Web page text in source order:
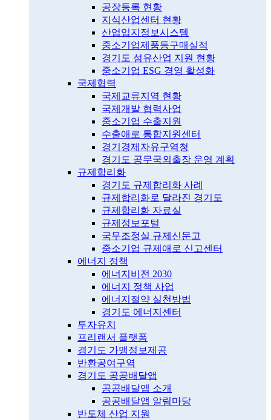
공장등록 현황
지식산업센터 현황
산업입지정보시스템
중소기업제품등구매실적
경기도 섬유산업 지원 현황
중소기업 ESG 경영 활성화
국제협력
국제교류지역 현황
국제개발 협력사업
중소기업 수출지원
수출애로 통합지원센터
경기경제자유구역청
경기도 공무국외출장 운영 계획
규제합리화
경기도 규제합리화 사례
규제합리화로 달라진 경기도
규제합리화 자료실
규제정보포털
국무조정실 규제신문고
중소기업 규제애로 신고센터
에너지 정책
에너지비전 2030
에너지 정책 사업
에너지절약 실천방법
경기도 에너지센터
투자유치
프리랜서 플랫폼
경기도 가맹정보제공
반환공여구역
경기도 공공배달앱
공공배달앱 소개
공공배달앱 알림마당
반도체 산업 지원